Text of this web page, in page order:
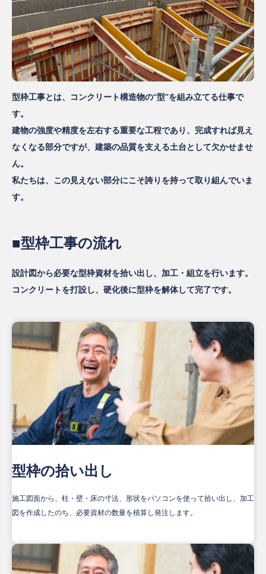
型枠工事とは、コンクリート構造物の“型”を組み立てる仕事で
す。
建物の強度や精度を左右する重要な工程であり、完成すれば見え
なくなる部分ですが、建築の品質を支える土台として欠かせませ
ん。
私たちは、この見えない部分にこそ誇りを持って取り組んでいま
す。
■型枠工事の流れ
設計図から必要な型枠資材を拾い出し、加工・組立を行います。
コンクリートを打設し、硬化後に型枠を解体して完了です。
型枠の拾い出し
施工図面から、柱・壁・床の寸法、形状をパソコンを使って拾い出し、加工
図を作成したのち、必要資材の数量を積算し発注します。